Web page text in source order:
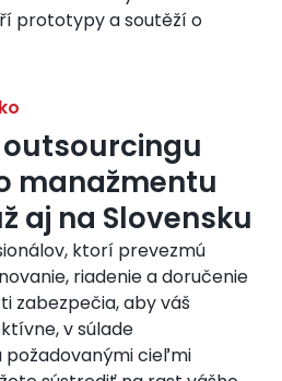
prototypy a soutěží o
manažmentu
aj na Slovensku
ktorí prevezmú
riadenie a doručenie
zabezpečia, aby váš
v súlade
požadovanými cieľmi